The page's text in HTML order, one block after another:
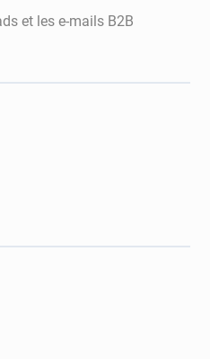
et les e-mails B2B